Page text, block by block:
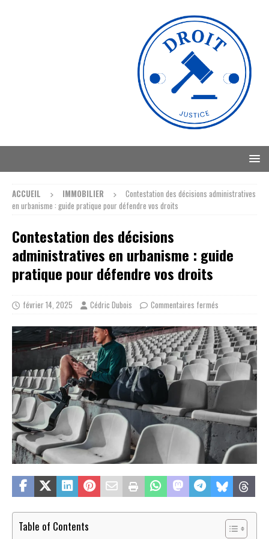
ACCUEIL IMMOBILIER
Contestation des décisions administratives
en urbanisme : guide pratique pour défendre vos droits
Contestation des décisions
administratives en urbanisme : guide
pratique pour défendre vos droits
février 14, 2025 Cédric Dubois Commentaires fermés
Table of Contents